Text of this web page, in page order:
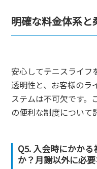
明確な料金体系と
安心してテニスライフ
透明性と、お客様のラ
ステムは不可欠です。
の便利な制度について
Q5. 入会時にかか
か？月謝以外に必